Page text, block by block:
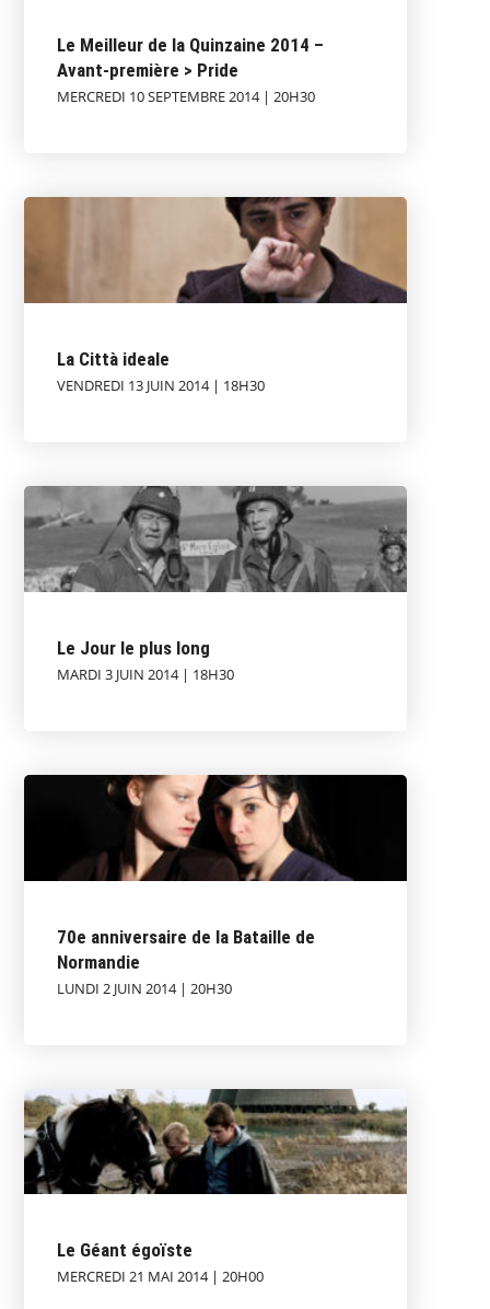
Le Meilleur de la Quinzaine 2014 –
Avant-première > Pride
MERCREDI 10 SEPTEMBRE 2014 | 20H30
La Città ideale
VENDREDI 13 JUIN 2014 | 18H30
Le Jour le plus long
MARDI 3 JUIN 2014 | 18H30
70e anniversaire de la Bataille de
Normandie
LUNDI 2 JUIN 2014 | 20H30
Le Géant égoïste
MERCREDI 21 MAI 2014 | 20H00